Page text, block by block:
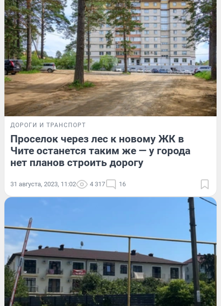
ДОРОГИ И ТРАНСПОРТ
Проселок через лес к новому ЖК в
Чите останется таким же — у города
нет планов строить дорогу
31 августа, 2023, 11:02 4 317 16